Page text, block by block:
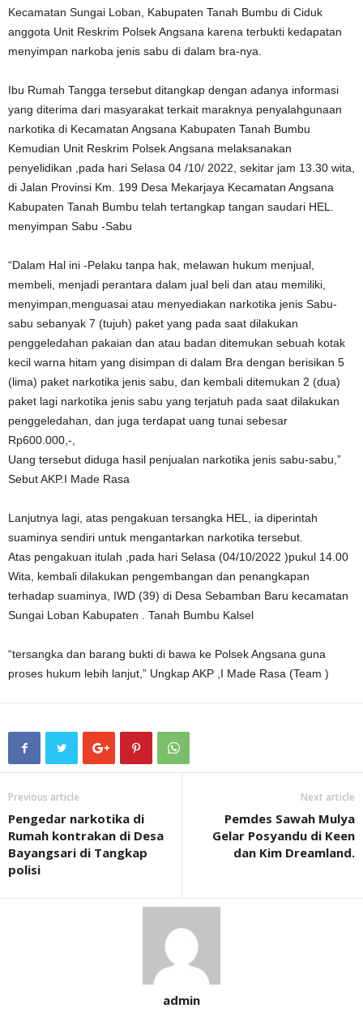
Kecamatan Sungai Loban, Kabupaten Tanah Bumbu di Ciduk
anggota Unit Reskrim Polsek Angsana karena terbukti kedapatan
menyimpan narkoba jenis sabu di dalam bra-nya.
Ibu Rumah Tangga tersebut ditangkap dengan adanya informasi
yang diterima dari masyarakat terkait maraknya penyalahgunaan
narkotika di Kecamatan Angsana Kabupaten Tanah Bumbu
Kemudian Unit Reskrim Polsek Angsana melaksanakan
penyelidikan ,pada hari Selasa 04 /10/ 2022, sekitar jam 13.30 wita,
di Jalan Provinsi Km. 199 Desa Mekarjaya Kecamatan Angsana
Kabupaten Tanah Bumbu telah tertangkap tangan saudari HEL.
menyimpan Sabu -Sabu
“Dalam Hal ini -Pelaku tanpa hak, melawan hukum menjual,
membeli, menjadi perantara dalam jual beli dan atau memiliki,
menyimpan,menguasai atau menyediakan narkotika jenis Sabu-
sabu sebanyak 7 (tujuh) paket yang pada saat dilakukan
penggeledahan pakaian dan atau badan ditemukan sebuah kotak
kecil warna hitam yang disimpan di dalam Bra dengan berisikan 5
(lima) paket narkotika jenis sabu, dan kembali ditemukan 2 (dua)
paket lagi narkotika jenis sabu yang terjatuh pada saat dilakukan
penggeledahan, dan juga terdapat uang tunai sebesar
Rp600.000,-,
Uang tersebut diduga hasil penjualan narkotika jenis sabu-sabu,”
Sebut AKP.I Made Rasa
Lanjutnya lagi, atas pengakuan tersangka HEL, ia diperintah
suaminya sendiri untuk mengantarkan narkotika tersebut.
Atas pengakuan itulah ,pada hari Selasa (04/10/2022 )pukul 14.00
Wita, kembali dilakukan pengembangan dan penangkapan
terhadap suaminya, IWD (39) di Desa Sebamban Baru kecamatan
Sungai Loban Kabupaten . Tanah Bumbu Kalsel
“tersangka dan barang bukti di bawa ke Polsek Angsana guna
proses hukum lebih lanjut,” Ungkap AKP ,I Made Rasa (Team )
Previous article
Pengedar narkotika di
Rumah kontrakan di Desa
Bayangsari di Tangkap
polisi
Next article
Pemdes Sawah Mulya
Gelar Posyandu di Keen
dan Kim Dreamland.
admin